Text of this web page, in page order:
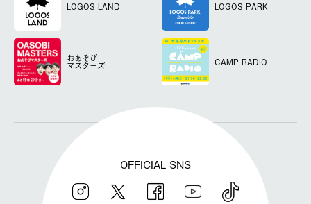
LOGOS LAND LOGOS PARK
おあそび
マスターズ CAMP RADIO
OFFICIAL SNS